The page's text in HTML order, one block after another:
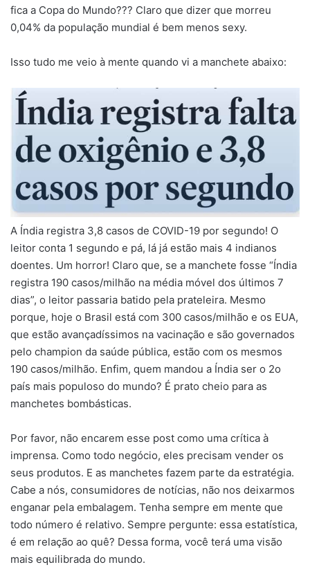
fica a Copa do Mundo??? Claro que dizer que morreu
0,04% da população mundial é bem menos sexy.
Isso tudo me veio à mente quando vi a manchete abaixo:
A Índia registra 3,8 casos de COVID-19 por segundo! O
leitor conta 1 segundo e pá, lá já estão mais 4 indianos
doentes. Um horror! Claro que, se a manchete fosse “Índia
registra 190 casos/milhão na média móvel dos últimos 7
dias”, o leitor passaria batido pela prateleira. Mesmo
porque, hoje o Brasil está com 300 casos/milhão e os EUA,
que estão avançadíssimos na vacinação e são governados
pelo champion da saúde pública, estão com os mesmos
190 casos/milhão. Enfim, quem mandou a Índia ser o 2o
país mais populoso do mundo? É prato cheio para as
manchetes bombásticas.
Por favor, não encarem esse post como uma crítica à
imprensa. Como todo negócio, eles precisam vender os
seus produtos. E as manchetes fazem parte da estratégia.
Cabe a nós, consumidores de notícias, não nos deixarmos
enganar pela embalagem. Tenha sempre em mente que
todo número é relativo. Sempre pergunte: essa estatística,
é em relação ao quê? Dessa forma, você terá uma visão
mais equilibrada do mundo.